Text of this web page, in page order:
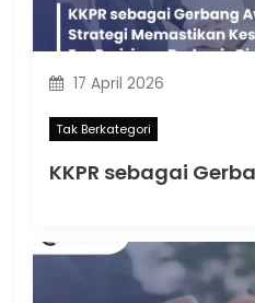
17 April 2026
Tak Berkategori